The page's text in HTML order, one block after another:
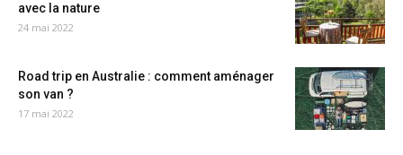
avec la nature
24 mai 2022
Road trip en Australie : comment aménager
son van ?
17 mai 2022